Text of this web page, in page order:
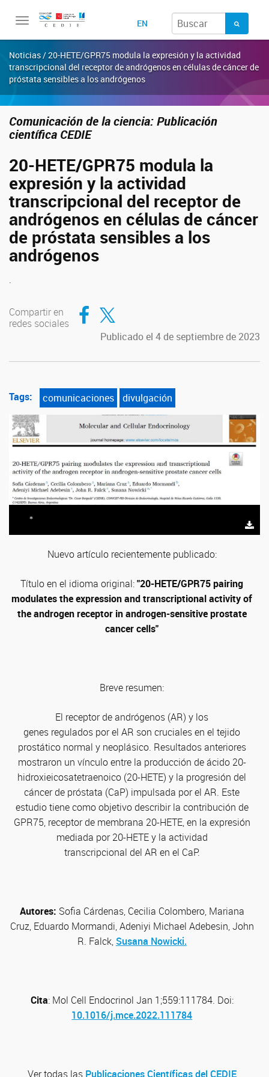
Toggle
EN
Noticias / 20-HETE/GPR75 modula la expresión y la actividad
transcripcional del receptor de andrógenos en células de cáncer de
próstata sensibles a los andrógenos
Comunicación de la ciencia: Publicación
científica CEDIE
20-HETE/GPR75 modula la
expresión y la actividad
transcripcional del receptor de
andrógenos en células de cáncer
de próstata sensibles a los
andrógenos
.
Compartir en
redes sociales
Compartir en Facebook
Compartir en Twitter
Publicado el 4 de septiembre de 2023
Tags: comunicaciones divulgación
*
Nuevo artículo recientemente publicado:
Título en el idioma original:"20-HETE/GPR75 pairing
modulates the expression and transcriptional activity of
the androgen receptor in androgen-sensitive prostate
cancer cells"
Breve resumen:
El receptor de andrógenos (AR) y los
genes regulados por el AR son cruciales en el tejido
prostático normal y neoplásico. Resultados anteriores
mostraron un vínculo entre la producción de ácido 20-
hidroxieicosatetraenoico (20-HETE) y la progresión del
cáncer de próstata (CaP) impulsada por el AR. Este
estudio tiene como objetivo describir la contribución de
GPR75, receptor de membrana 20-HETE, en la expresión
mediada por 20-HETE y la actividad
transcripcional del AR en el CaP.
Autores: Sofia Cárdenas, Cecilia Colombero, Mariana
Cruz, Eduardo Mormandi, Adeniyi Michael Adebesin, John
R. Falck, Susana Nowicki.
Cita: Mol Cell Endocrinol Jan 1;559:111784. Doi:
10.1016/j.mce.2022.111784
Ver todas las Publicaciones Científicas del CEDIE